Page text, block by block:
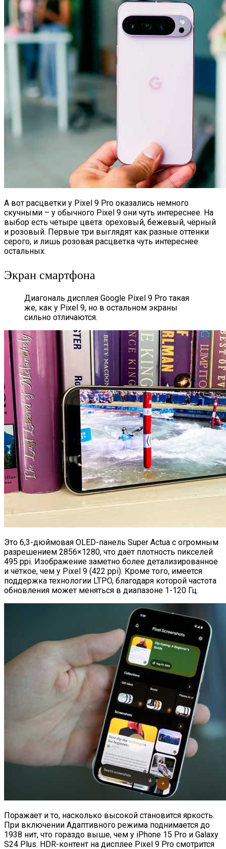
А вот расцветки у Pixel 9 Pro оказались немного
скучными – у обычного Pixel 9 они чуть интереснее. На
выбор есть четыре цвета: ореховый, бежевый, чёрный
и розовый. Первые три выглядят как разные оттенки
серого, и лишь розовая расцветка чуть интереснее
остальных.
Экран смартфона
Диагональ дисплея Google Pixel 9 Pro такая
же, как у Pixel 9, но в остальном экраны
сильно отличаются.
Это 6,3-дюймовая OLED-панель Super Actua с огромным
разрешением 2856×1280, что даёт плотность пикселей
495 ppi. Изображение заметно более детализированное
и чёткое, чем у Pixel 9 (422 ppi). Кроме того, имеется
поддержка технологии LTPO, благодаря которой частота
обновления может меняться в диапазоне 1-120 Гц.
Поражает и то, насколько высокой становится яркость.
При включении Адаптивного режима поднимается до
1938 нит, что гораздо выше, чем у iPhone 15 Pro и Galaxy
S24 Plus. HDR-контент на дисплее Pixel 9 Pro смотрится